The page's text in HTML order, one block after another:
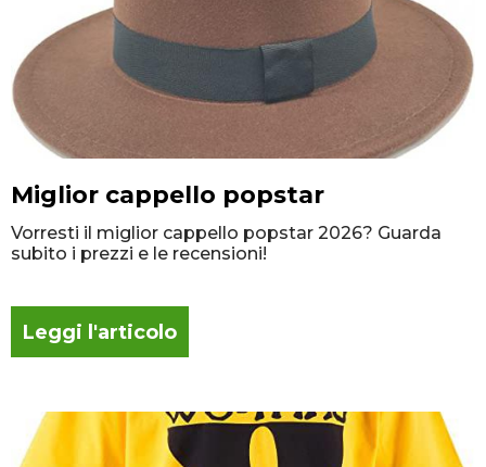
Miglior cappello popstar
Vorresti il miglior cappello popstar 2026? Guarda
subito i prezzi e le recensioni!
Leggi l'articolo